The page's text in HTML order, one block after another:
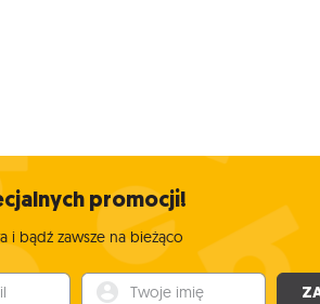
promocji!
i bądź zawsze na bieżąco
Twoje imię